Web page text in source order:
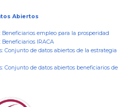
Abiertos
Beneficiarios empleo para la prosperidad
Beneficiarios IRACA
Conjunto de datos abiertos de la estrategia
Conjunto de datos abiertos beneficiarios de